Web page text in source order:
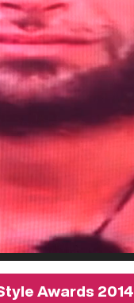
Awards 2014